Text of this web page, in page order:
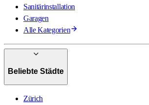
Sanitärinstallation
Garagen
Alle Kategorien
Beliebte Städte
Zürich